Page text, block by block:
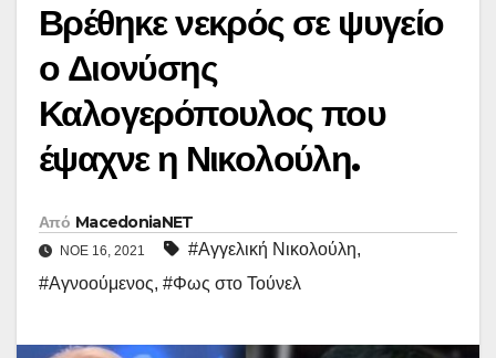
Βρέθηκε νεκρός σε ψυγείο
ο Διονύσης
Καλογερόπουλος που
έψαχνε η Νικολούλη.
Από MacedoniaNET
ΝΟΈ 16, 2021 #Αγγελική Νικολούλη,
#Αγνοούμενος, #Φως στο Τούνελ